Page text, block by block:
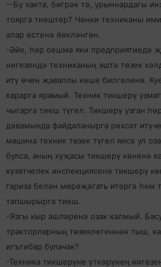
--Бу хакта, бигрәк тә, урыннардагы
тоярга тиештер? Чөнки техниканы
алар өстенә йөкләнгән.
-Әйе, һәр оешма яки предприятиедә
нигезендә техниканың эштә төзек
итү өчен җаваплы кеше билгеләнә.
карарга ярамый. Техник тикшерү
чыгарга тиеш түгел. Тикшерү узган
дәвамында файдаланырга рөхсәт
машина техник төзек түгел яисә ул
булса, аның хуҗасы тикшерү көненә
күзәтчелек инспекциясенә тикшерү
гариза белән мөрәҗәгать итәргә һәм
тапшырырга тиеш.
-Язгы кыр эшләренә озак калмый.
тракторларның төзеклегеннән тыш,
игътибар булачак?
-Техника тикшерүне үткәрүнең